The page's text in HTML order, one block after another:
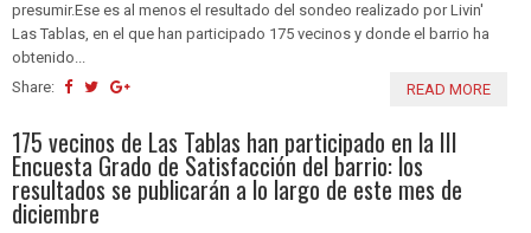
presumir.Ese es al menos el resultado del sondeo realizado por Livin'
Las Tablas, en el que han participado 175 vecinos y donde el barrio ha
obtenido...
Share:
READ MORE
175 vecinos de Las Tablas han participado en la III
Encuesta Grado de Satisfacción del barrio: los
resultados se publicarán a lo largo de este mes de
diciembre